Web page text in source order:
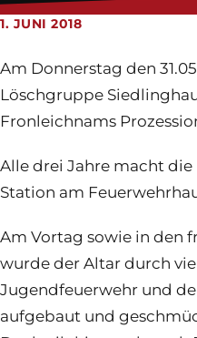
Login
1. JUNI 2018
Am Donnerstag den
Löschgruppe
Fronleichnams
Alle drei Jahre macht die
Station am
Am Vortag sowie in den
wurde der Altar durch
Jugendfeuerwehr und
aufgebaut und